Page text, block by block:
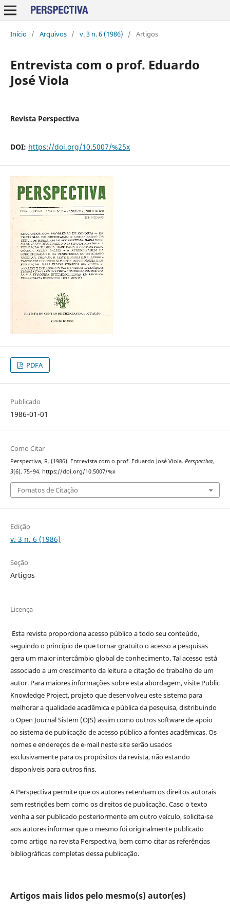
Início / Arquivos / v. 3 n. 6 (1986) / Artigos
Entrevista com o prof. Eduardo
José Viola
Revista Perspectiva
DOI: https://doi.org/10.5007/%25x
PDFA
Publicado
1986-01-01
Como Citar
Perspectiva, R. (1986). Entrevista com o prof. Eduardo José Viola. Perspectiva,
3(6), 75–94. https://doi.org/10.5007/%x
Fomatos de Citação
Edição
v. 3 n. 6 (1986)
Seção
Artigos
Licença
Esta revista proporciona acesso público a todo seu conteúdo,
seguindo o princípio de que tornar gratuito o acesso a pesquisas
gera um maior intercâmbio global de conhecimento. Tal acesso está
associado a um crescimento da leitura e citação do trabalho de um
autor. Para maiores informações sobre esta abordagem, visite Public
Knowledge Project, projeto que desenvolveu este sistema para
melhorar a qualidade acadêmica e pública da pesquisa, distribuindo
o Open Journal Sistem (OJS) assim como outros software de apoio
ao sistema de publicação de acesso público a fontes acadêmicas. Os
nomes e endereços de e-mail neste site serão usados
exclusivamente para os propósitos da revista, não estando
disponíveis para outros fins.
A Perspectiva permite que os autores retenham os direitos autorais
sem restrições bem como os direitos de publicação. Caso o texto
venha a ser publicado posteriormente em outro veículo, solicita-se
aos autores informar que o mesmo foi originalmente publicado
como artigo na revista Perspectiva, bem como citar as referências
bibliográficas completas dessa publicação.
Artigos mais lidos pelo mesmo(s) autor(es)